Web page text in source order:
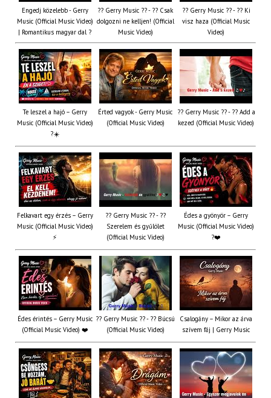
Engedj közelebb - Gerry
Music (Official Music Video)
| Romantikus magyar dal ?
?? Gerry Music ?? - ?? Csak
dolgozni ne kelljen! (Official
Music Video)
?? Gerry Music ?? - ?? Ki
visz haza (Official Music
Video)
Te leszel a hajó – Gerry
Music (Official Music Video)
?☀️
Érted vagyok - Gerry Music
(Official Music Video)
?? Gerry Music ?? - ?? Add a
kezed (Official Music Video)
Felkavart egy érzés – Gerry
Music (Official Music Video)
⚡
?? Gerry Music ?? - ??
Szerelem és gyűlölet
(Official Music Video)
Édes a gyönyör – Gerry
Music (Official Music Video)
?❤️
Édes érintés – Gerry Music
(Official Music Video) ❤️
?? Gerry Music ?? - ?? Búcsú
(Official Music Video)
Csalogány – Mikor az árva
szívem fáj | Gerry Music